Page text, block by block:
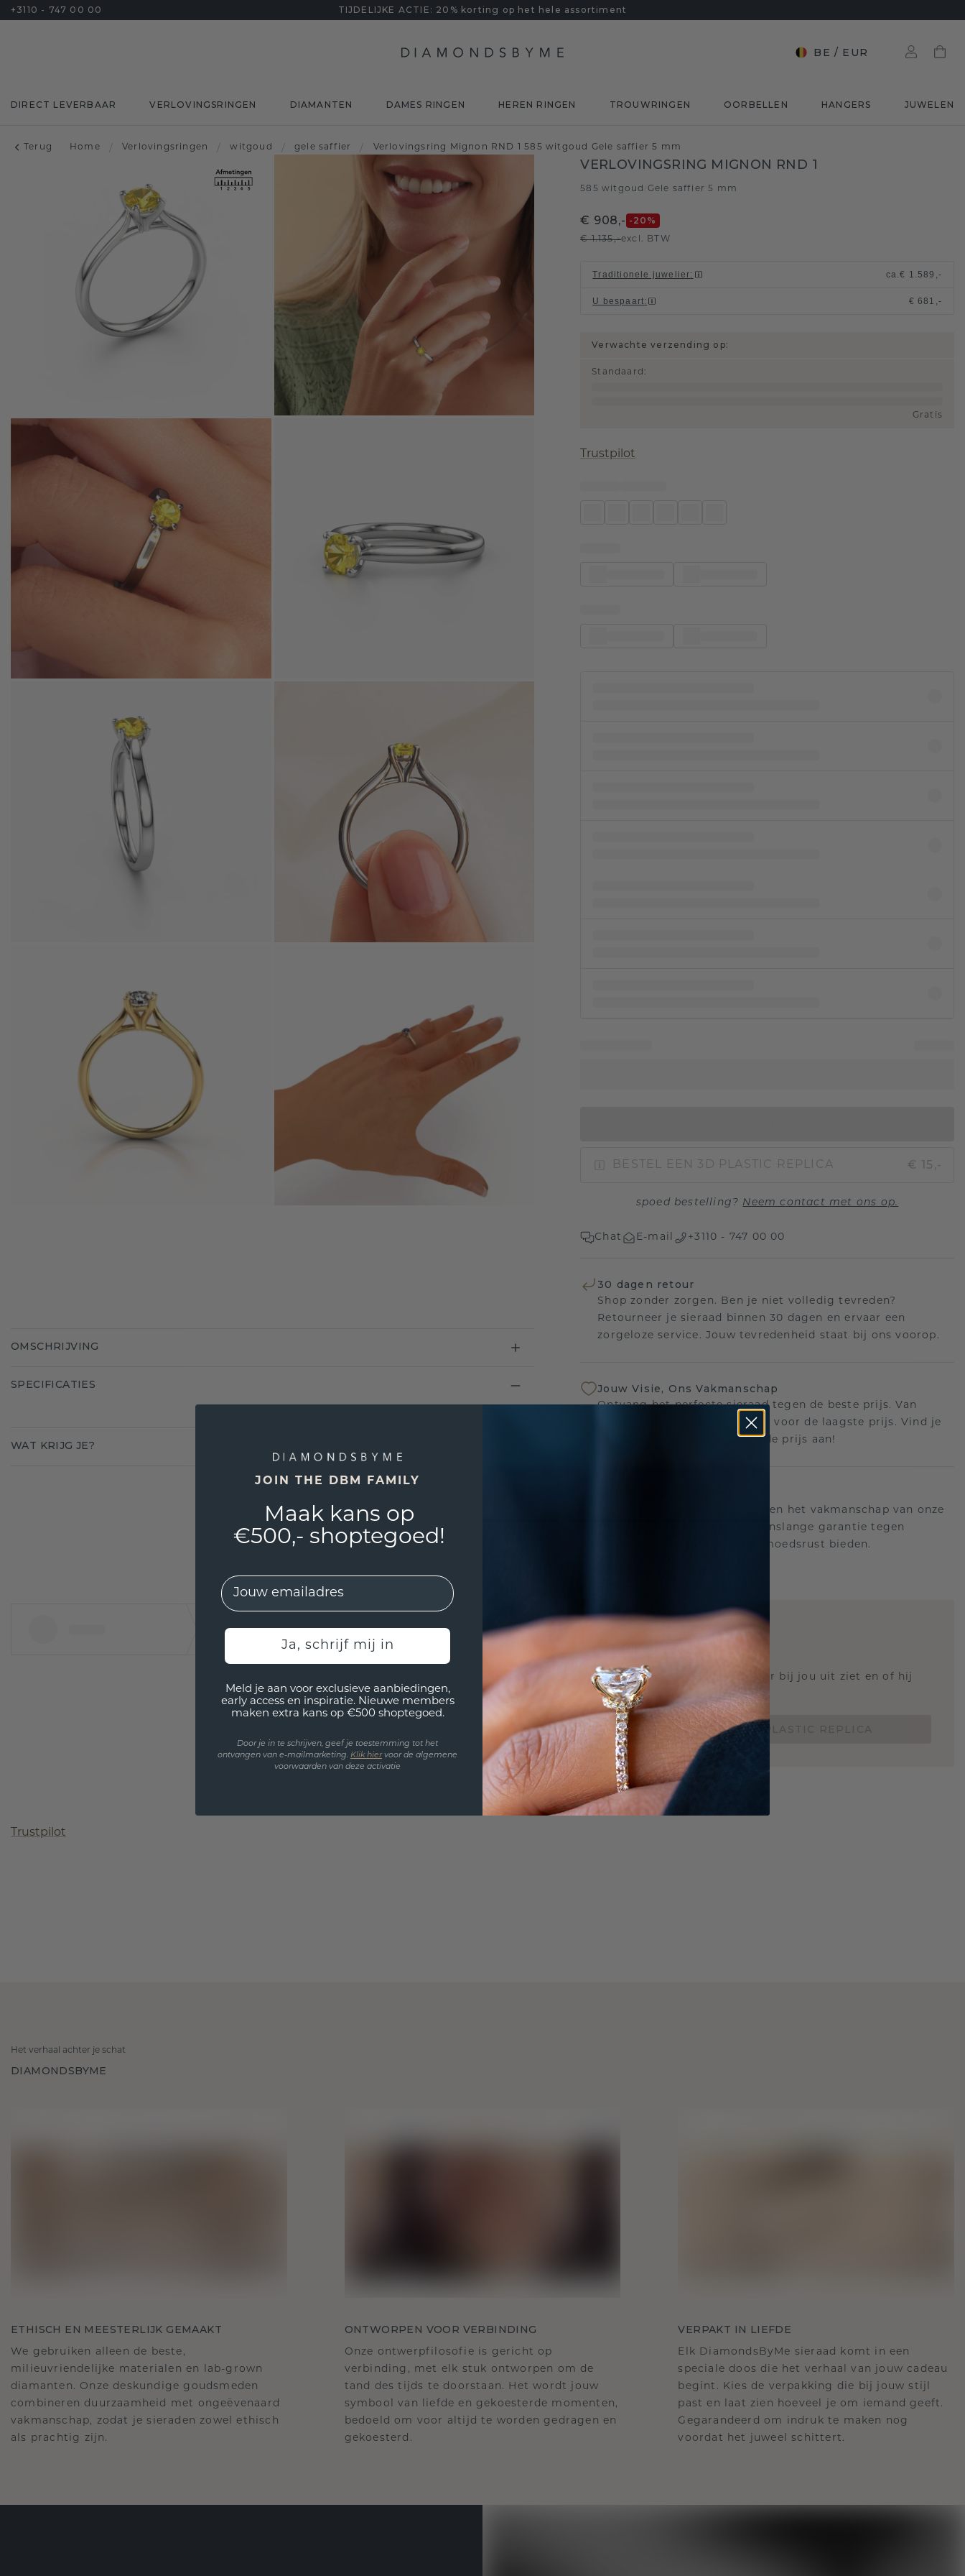
+3110 - 747 00 00 TIJDELIJKE ACTIE: 20% korting op het hele assortiment
BE / EUR
DIRECT LEVERBAAR VERLOVINGSRINGEN DIAMANTEN DAMES RINGEN HEREN RINGEN TROUWRINGEN OORBELLEN HANGERS JUWELEN
Terug Home / Verlovingsringen / witgoud / gele saffier / Verlovingsring Mignon RND 1 585 witgoud Gele saffier 5 mm
VERLOVINGSRING MIGNON RND 1
585 witgoud Gele saffier 5 mm
€ 908,- -20 %
€ 1.135,-excl. BTW
Traditionele juwelier: ca.€ 1.589,-
U bespaart: € 681,-
Verwachte verzending op:
Standaard :
Gratis
Trustpilot
BESTEL EEN 3D PLASTIC REPLICA € 15,-
spoed bestelling? Neem contact met ons op.
Chat E-mail +3110 - 747 00 00
30 dagen retour
Shop zonder zorgen. Ben je niet volledig tevreden?
Retourneer je sieraad binnen 30 dagen en ervaar een
zorgeloze service. Jouw tevredenheid staat bij ons voorop.
Jouw Visie, Ons Vakmanschap
Ontvang het perfecte sieraad tegen de beste prijs. Van
inkoop tot creatie, wij zorgen voor de laagste prijs. Vind je
een betere deal? Wij passen de prijs aan!
Wij staan achter de kwaliteit en het vakmanschap van onze
sieraden. Daarom: gratis levenslange garantie tegen
defecten die u voor altijd gemoedsrust bieden.
3D PLASTIC REPLICA
Wil jij weten hoe deze ring er bij jou uit ziet en of hij
past? Nu vanaf slechts €15,-
BESTEL EEN 3D PLASTIC REPLICA
OMSCHRIJVING
SPECIFICATIES
WAT KRIJG JE?
Trustpilot
Het verhaal achter je schat
DIAMONDSBYME
ETHISCH EN MEESTERLIJK GEMAAKT
We gebruiken alleen de beste,
milieuvriendelijke materialen en lab-grown
diamanten. Onze deskundige goudsmeden
combineren duurzaamheid met ongeëvenaard
vakmanschap, zodat je sieraden zowel ethisch
als prachtig zijn.
ONTWORPEN VOOR VERBINDING
Onze ontwerpfilosofie is gericht op
verbinding, met elk stuk ontworpen om de
tand des tijds te doorstaan. Het wordt jouw
symbool van liefde en gekoesterde momenten,
bedoeld om voor altijd te worden gedragen en
gekoesterd.
VERPAKT IN LIEFDE
Elk DiamondsByMe sieraad komt in een
speciale doos die het verhaal van jouw cadeau
begint. Kies de verpakking die bij jouw stijl
past en laat zien hoeveel je om iemand geeft.
Gegarandeerd om indruk te maken nog
voordat het juweel schittert.
JOIN THE DBM FAMILY
Maak kans op
€500,- shoptegoed!
EMail
Ja, schrijf mij in
Meld je aan voor exclusieve aanbiedingen,
early access en inspiratie. Nieuwe members
maken extra kans op €500 shoptegoed.
Door je in te schrijven, geef je toestemming tot het
ontvangen van e-mailmarketing. Klik hiervoor de algemene
voorwaarden van deze activatie